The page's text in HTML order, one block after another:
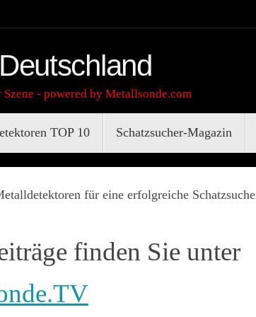
- powered by Metallsonde.com
TOP 10 Schatzsucher-Magazin
für eine erfolgreiche Schatzsuche
finden Sie unter